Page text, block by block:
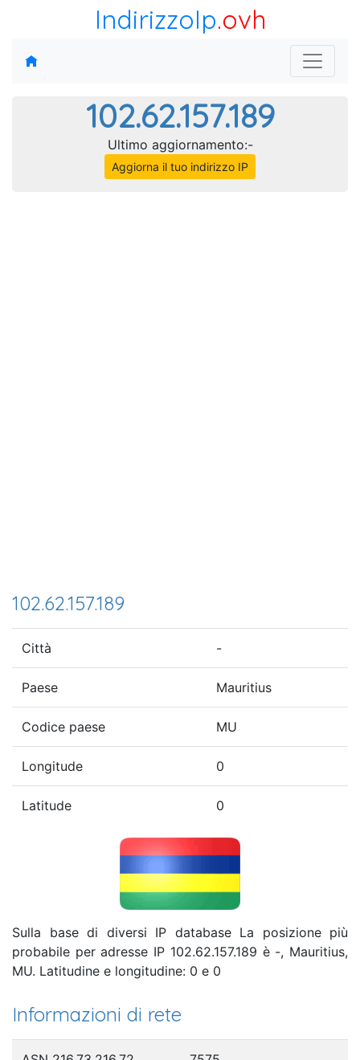
IndirizzoIp.ovh
102.62.157.189
Ultimo aggiornamento:-
Aggiorna il tuo indirizzo IP
102.62.157.189
Città -
Paese Mauritius
Codice paese MU
Longitude 0
Latitude 0
Sulla base di diversi IP database La posizione più
probabile per adresse IP 102.62.157.189 è -, Mauritius,
MU. Latitudine e longitudine: 0 e 0
Informazioni di rete